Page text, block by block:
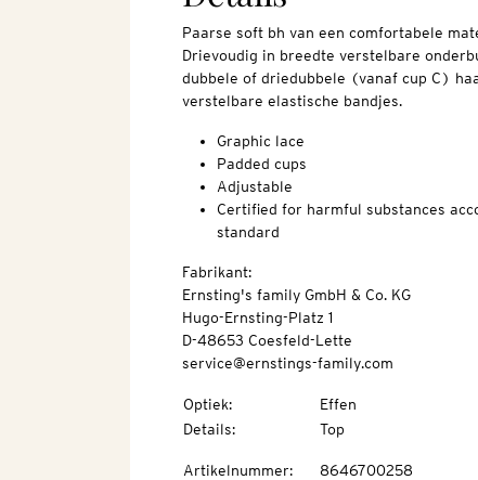
Paarse soft bh van een comfortabele
Drievoudig in breedte verstelbare
dubbele of driedubbele (vanaf cup C)
verstelbare elastische bandjes.
Graphic lace
Padded cups
Adjustable
Certified for harmful substances
standard
Fabrikant:
Ernsting's family GmbH & Co. KG
Hugo-Ernsting-Platz 1
D-48653 Coesfeld-Lette
service@ernstings-family.com
Optiek:
Effen
Details: Top
Artikelnummer: 8646700258